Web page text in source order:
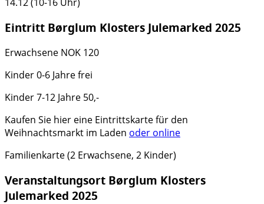
Eintritt Børglum Klosters Julemarked 2025
Erwachsene NOK 120
Kinder 0-6 Jahre frei
Kinder 7-12 Jahre 50,-
Kaufen Sie hier eine Eintrittskarte für den
Weihnachtsmarkt im Laden oder online
Familienkarte (2 Erwachsene, 2 Kinder)
Veranstaltungsort Børglum Klosters
Julemarked 2025